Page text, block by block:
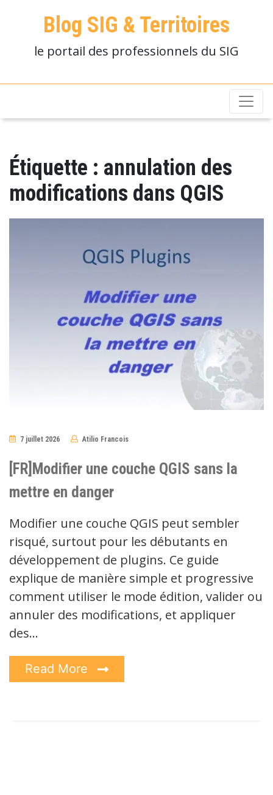
Blog SIG & Territoires
le portail des professionnels du SIG
Étiquette : annulation des
modifications dans QGIS
7 juillet 2026 Atilio Francois
[FR]Modifier une couche QGIS sans la
mettre en danger
Modifier une couche QGIS peut sembler
risqué, surtout pour les débutants en
développement de plugins. Ce guide
explique de manière simple et progressive
comment utiliser le mode édition, valider ou
annuler des modifications, et appliquer
des…
Read More